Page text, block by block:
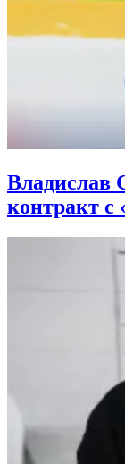
Владислав
контракт с